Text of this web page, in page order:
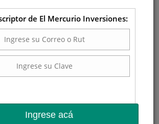
de El Mercurio Inversiones:
Ingrese acá